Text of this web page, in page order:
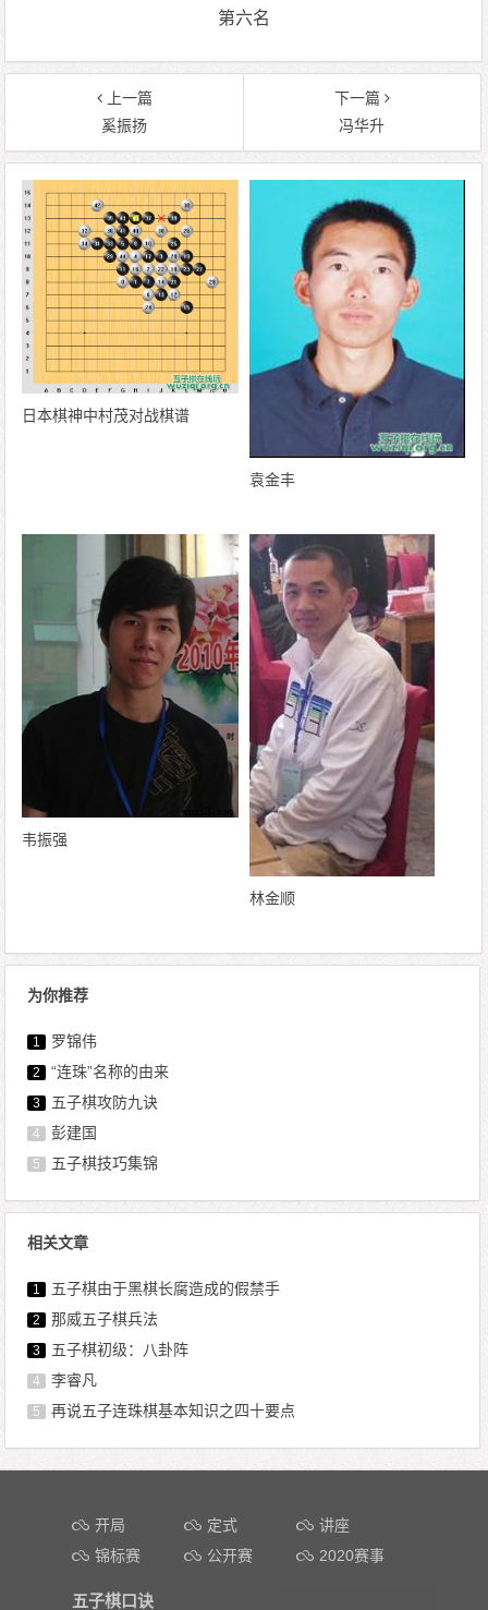
第六名
上一篇
奚振扬
下一篇
冯华升
日本棋神中村茂对战棋谱
袁金丰
韦振强
林金顺
为你推荐
1 罗锦伟
2 “连珠”名称的由来
3 五子棋攻防九诀
4 彭建国
5 五子棋技巧集锦
相关文章
1 五子棋由于黑棋长腐造成的假禁手
2 那威五子棋兵法
3 五子棋初级：八卦阵
4 李睿凡
5 再说五子连珠棋基本知识之四十要点
文章导航
开局 定式
讲座
锦标赛
公开赛 2020赛事
五子棋口诀